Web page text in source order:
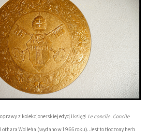
z kolekcjonerskiej edycji księgi Le concile. Concile
Wolleha (wydano w 1966 roku). Jest to tłoczony herb